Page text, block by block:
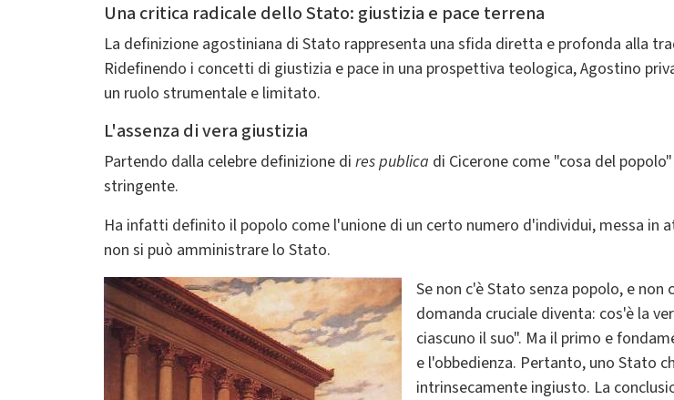
Una critica radicale dello Stato: giustizia e pace terrena
La definizione agostiniana di Stato rappresenta una sfida diretta e profonda alla
Ridefinendo i concetti di giustizia e pace in una prospettiva teologica, Agostino
un ruolo strumentale e limitato.
L'assenza di vera giustizia
Partendo dalla celebre definizione di res publica di Cicerone come "cosa del
stringente.
Ha infatti definito il popolo come l'unione di un certo numero d'individui, messa
non si può amministrare lo Stato.
Immagine
Se non c'è Stato senza popolo, e
domanda cruciale diventa: cos'è la
ciascuno il suo". Ma il primo e
e l'obbedienza. Pertanto, uno Stato
intrinsecamente ingiusto. La